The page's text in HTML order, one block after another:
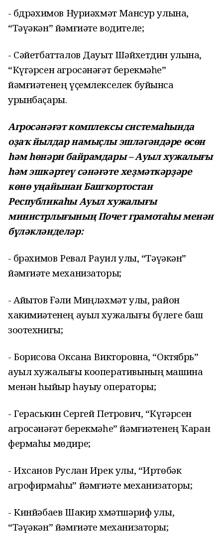
- Әбдрәхимов Нуриәхмәт Мансур улына,
“Тәүәкән” йәмғиәте водителе;
- Сәйетбатталов Дауыт Шәйхетдин улына,
“Күгәрсен агросәнәғәт берекмәһе”
йәмғиәтенең үҫемлекселек буйынса
урынбаҫары.
Агросәнәғәт комплексы системаһында
оҙаҡ йылдар намыҫлы эшләгәндәре өсөн
һәм һөнәри байрамдары – Ауыл хужалығы
һәм эшкәртеү сәнәғәте хеҙмәткәрҙәре
көнө уңайынан Башҡортостан
Республикаһы Ауыл хужалығы
министрлығының Почет грамотаһы менән
бүләкләнделәр:
- Әбрәхимов Ревал Рауил улы, “Тәүәкән”
йәмғиәте механизаторы;
- Айытов Ғәли Миңләхмәт улы, район
хакимиәтенең ауыл хужалығы бүлеге баш
зоотехнигы;
- Борисова Оксана Викторовна, “Октябрь”
ауыл хужалығы кооперативының машина
менән һыйыр һауыу операторы;
- Гераськин Сергей Петрович, “Күгәрсен
агросәнәғәт берекмәһе” йәмғиәтенең Ҡаран
фермаһы мөдире;
- Ихсанов Руслан Ирек улы, “Иртөбәк
агрофирмаһы” йәмғиәте механизаторы;
- Кинйәбаев Шакир Әхмәтшәриф улы,
“Тәүәкән” йәмғиәте механизаторы;